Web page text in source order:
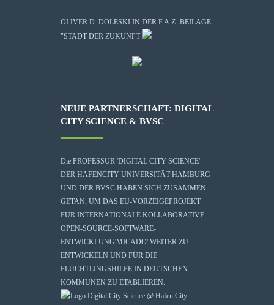
OLIVER D. DOLESKI IN DER F.A.Z.-BEILAGE
"STADT DER ZUKUNFT
NEUE PARTNERSCHAFT: DIGITAL
CITY SCIENCE & BVSC
Die PROFESSUR 'DIGITAL CITY SCIENCE'
DER HAFENCITY UNIVERSITÄT HAMBURG
UND DER BVSC HABEN SICH ZUSAMMEN
GETAN, UM DAS EU-VORZEIGEPROJEKT
FÜR INTERNATIONALE KOLLABORATIVE
OPEN-SOURCE-SOFTWARE-
ENTWICKLUNG'MICADO' WEITER ZU
ENTWICKELN UND FÜR DIE
FLÜCHTLINGSHILFE IN DEUTSCHEN
KOMMUNEN ZU ETABLIEREN.